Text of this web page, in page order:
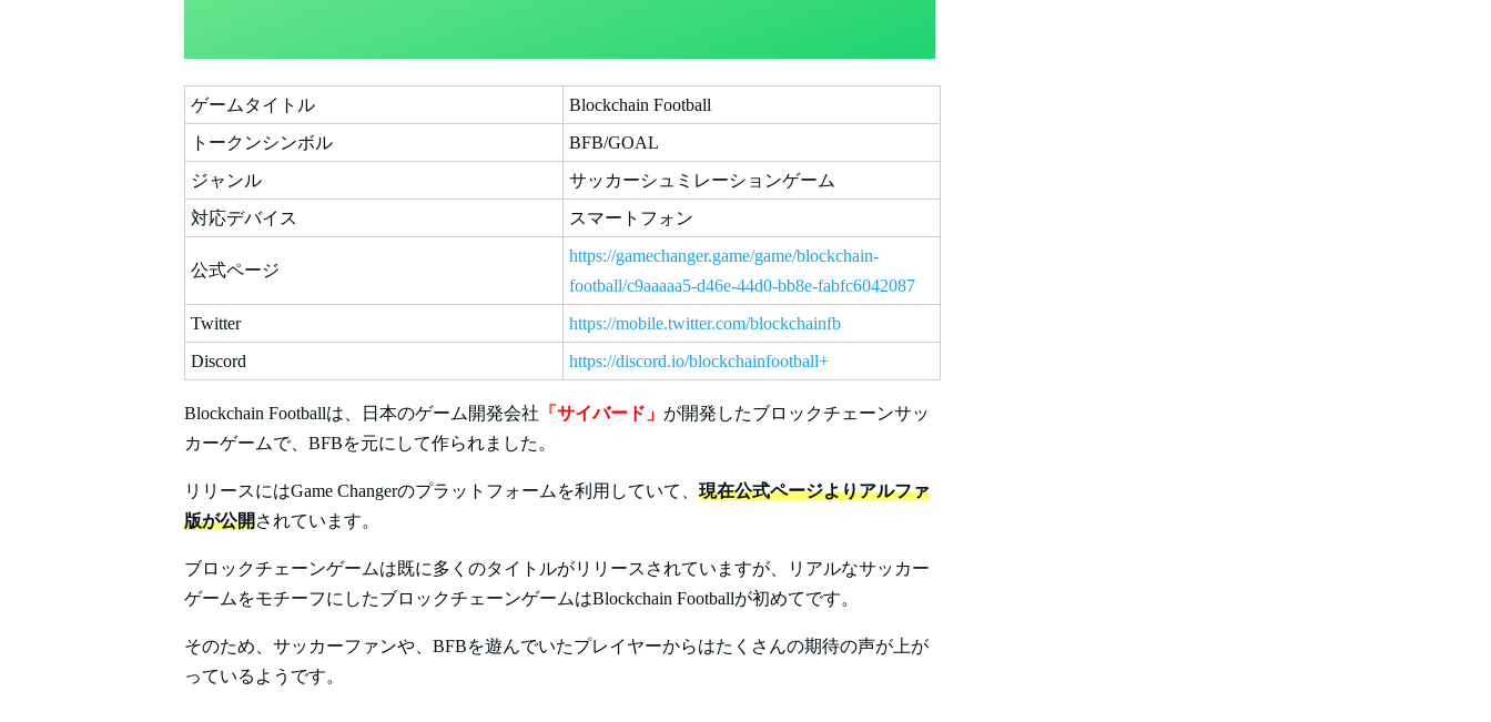
ゲームタイトル
Blockchain Football
トークンシンボル
BFB/GOAL
ジャンル
サッカーシュミレーションゲーム
対応デバイス
スマートフォン
公式ページ
https://gamechanger.game/game/blockchain-
football/c9aaaaa5-d46e-44d0-bb8e-fabfc6042087
Twitter
https://mobile.twitter.com/blockchainfb
Discord
https://discord.io/blockchainfootball+
Blockchain Footballは、日本のゲーム開発会社 「サイバード」 が開発したブロックチェーンサッ
カーゲームで、BFBを元にして作られました。
リリースにはGame Changerのプラットフォームを利用していて、 現在公式ページよりアルファ
版が公開されています。
ブロックチェーンゲームは既に多くのタイトルがリリースされていますが、リアルなサッカー
ゲームをモチーフにしたブロックチェーンゲームはBlockchain Footballが初めてです。
そのため、サッカーファンや、BFBを遊んでいたプレイヤーからはたくさんの期待の声が上が
っているようです。